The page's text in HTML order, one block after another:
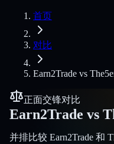
首页
对比
Earn2Trade vs
正面交锋对比
Earn2Trade vs
并排比较 Earn2Trade 和